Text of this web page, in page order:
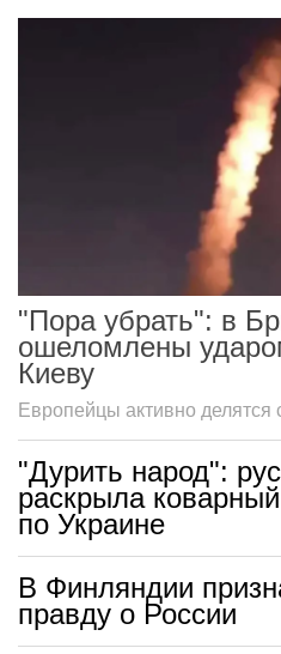
"Пора убрать": в
ошеломлены
Киеву
Европейцы активно
"Дурить народ":
раскрыла
по Украине
В Финляндии
правду о России